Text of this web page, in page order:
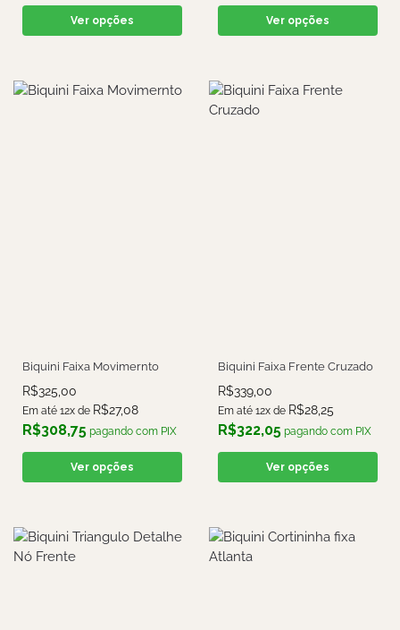
Ver opções Ver opções
Biquini Faixa Movimernto
R$325,00
Em até 12x de R$27,08
R$308,75 pagando com PIX
Ver opções
Biquini Faixa Frente Cruzado
R$339,00
Em até 12x de R$28,25
R$322,05 pagando com PIX
Ver opções